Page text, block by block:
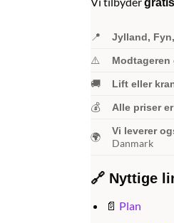
📍 Jylland,
⚠️
🚚 Lift eller
💰 Alle priser
🌍 Vi leverer
Danmark
🔗 Nyttige
📄 Plan